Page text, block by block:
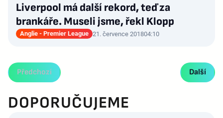
Liverpool má další rekord, teď za
brankáře. Museli jsme, řekl Klopp
Anglie - Premier League 21. července 201804:10
Předchozí Další
DOPORUČUJEME